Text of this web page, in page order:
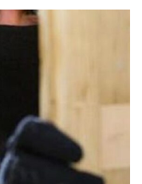
.R er п
в
т
ь